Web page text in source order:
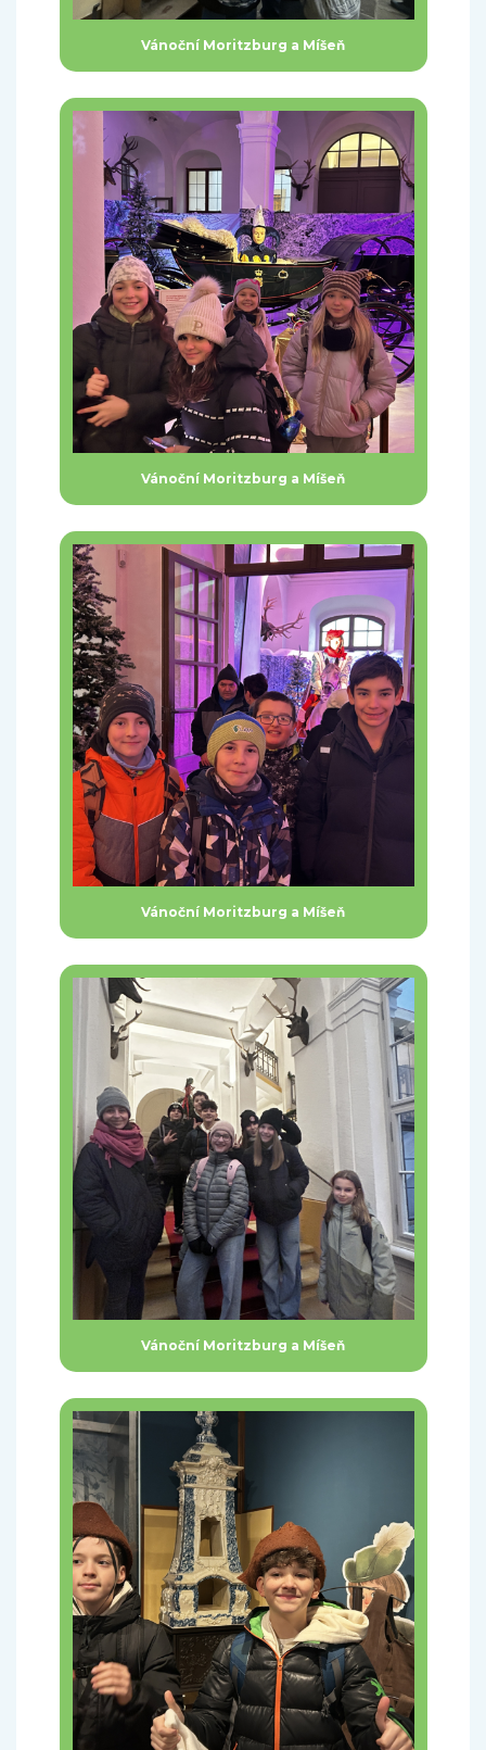
Vánoční Moritzburg a Míšeň
Vánoční Moritzburg a Míšeň
Vánoční Moritzburg a Míšeň
Vánoční Moritzburg a Míšeň